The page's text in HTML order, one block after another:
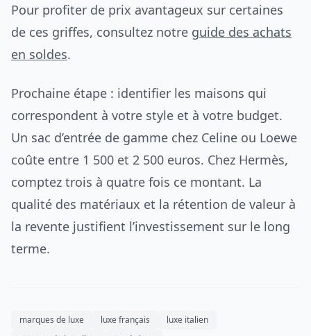
Pour profiter de prix avantageux sur certaines
de ces griffes, consultez notre guide des achats
en soldes.
Prochaine étape : identifier les maisons qui
correspondent à votre style et à votre budget.
Un sac d’entrée de gamme chez Celine ou Loewe
coûte entre 1 500 et 2 500 euros. Chez Hermès,
comptez trois à quatre fois ce montant. La
qualité des matériaux et la rétention de valeur à
la revente justifient l’investissement sur le long
terme.
marques de luxe luxe français
luxe italien